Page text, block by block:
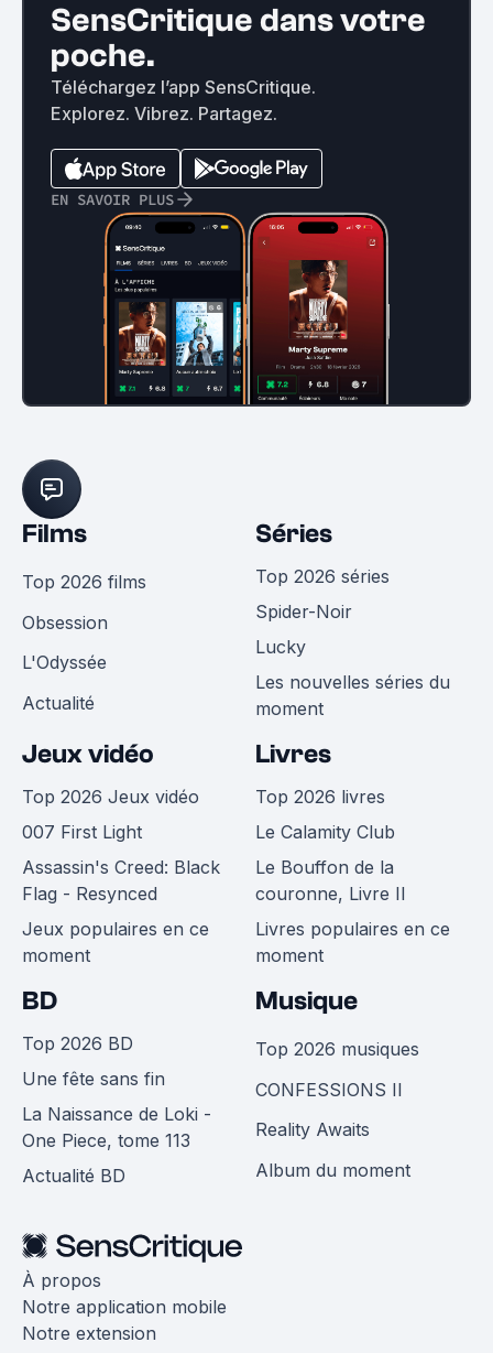
SensCritique dans votre
poche.
Téléchargez l’app SensCritique.
Explorez. Vibrez. Partagez.
EN SAVOIR PLUS
Films
Top 2026 films
Obsession
L'Odyssée
Actualité
Séries
Top 2026 séries
Spider-Noir
Lucky
Les nouvelles séries du
moment
Jeux vidéo
Top 2026 Jeux vidéo
007 First Light
Assassin's Creed: Black
Flag - Resynced
Jeux populaires en ce
moment
Livres
Top 2026 livres
Le Calamity Club
Le Bouffon de la
couronne, Livre II
Livres populaires en ce
moment
BD
Top 2026 BD
Une fête sans fin
La Naissance de Loki -
One Piece, tome 113
Actualité BD
Musique
Top 2026 musiques
CONFESSIONS II
Reality Awaits
Album du moment
À propos
Notre application mobile
Notre extension